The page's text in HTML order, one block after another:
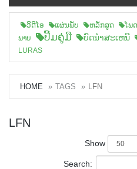
ວິດີໂອ ແຜ່ນພັບ ຫລັກສູດ ໂພ
ພາບ
ປື້ມຄູ່ມື ບົດນຳສະເຫນີ
LURAS
HOME TAGS LFN
LFN
Show
Search: